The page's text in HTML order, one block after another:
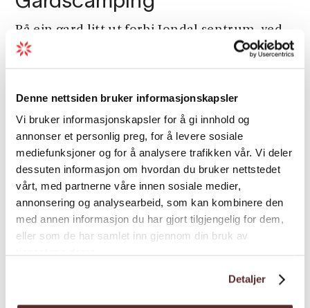
Denne nettsiden bruker informasjonskapsler
Vi bruker informasjonskapsler for å gi innhold og
annonser et personlig preg, for å levere sosiale
mediefunksjoner og for å analysere trafikken vår. Vi deler
dessuten informasjon om hvordan du bruker nettstedet
vårt, med partnerne våre innen sosiale medier,
annonsering og analysearbeid, som kan kombinere den
med annen informasjon du har gjort tilgjengelig for dem,
eller som de har samlet inn gjennom din bruk av
Detaljer
På ein gard litt ut forbi Jondal sentrum, ved
vegen opp til Folgefonna, finn du Folgefonn
i eigen telt på campingplassen.